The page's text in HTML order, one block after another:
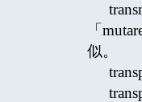
「
似。